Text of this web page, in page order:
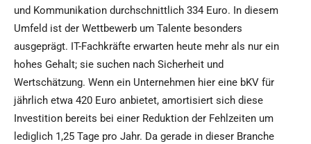
und Kommunikation durchschnittlich 334 Euro. In diesem
Umfeld ist der Wettbewerb um Talente besonders
ausgeprägt. IT-Fachkräfte erwarten heute mehr als nur ein
hohes Gehalt; sie suchen nach Sicherheit und
Wertschätzung. Wenn ein Unternehmen hier eine bKV für
jährlich etwa 420 Euro anbietet, amortisiert sich diese
Investition bereits bei einer Reduktion der Fehlzeiten um
lediglich 1,25 Tage pro Jahr. Da gerade in dieser Branche